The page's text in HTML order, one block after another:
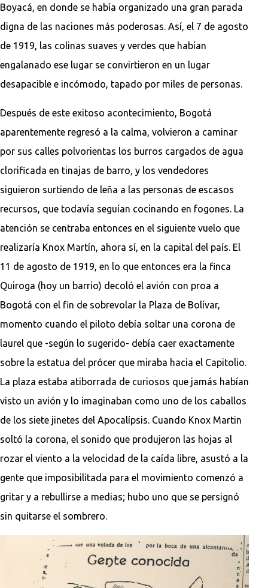
Boyacá, en donde se había organizado una gran parada
digna de las naciones más poderosas. Así, el 7 de agosto
de 1919, las colinas suaves y verdes que habían
engalanado ese lugar se convirtieron en un lugar
desapacible e incómodo, tapado por miles de personas.
Después de este exitoso acontecimiento, Bogotá
aparentemente regresó a la calma, volvieron a caminar
por sus calles polvorientas los burros cargados de agua
clorificada en tinajas de barro, y los vendedores
siguieron surtiendo de leña a las personas de escasos
recursos, que todavía seguían cocinando en fogones. La
atención se centraba entonces en el siguiente vuelo que
realizaría Knox Martín, ahora sí, en la capital del país. El
11 de agosto de 1919, en lo que entonces era la finca
Quiroga (hoy un barrio) decoló el avión con proa a
Bogotá con el fin de sobrevolar la Plaza de Bolívar,
momento cuando el piloto debía soltar una corona de
laurel que -según lo sugerido- debía caer exactamente
sobre la estatua del prócer que miraba hacia el Capitolio.
La plaza estaba atiborrada de curiosos que jamás habían
visto un avión y lo imaginaban como uno de los caballos
de los siete jinetes del Apocalípsis. Cuando Knox Martin
soltó la corona, el sonido que produjeron las hojas al
rozar el viento a la velocidad de la caída libre, asustó a la
gente que imposibilitada para el movimiento comenzó a
gritar y a rebullirse a medias; hubo uno que se persignó
sin quitarse el sombrero.